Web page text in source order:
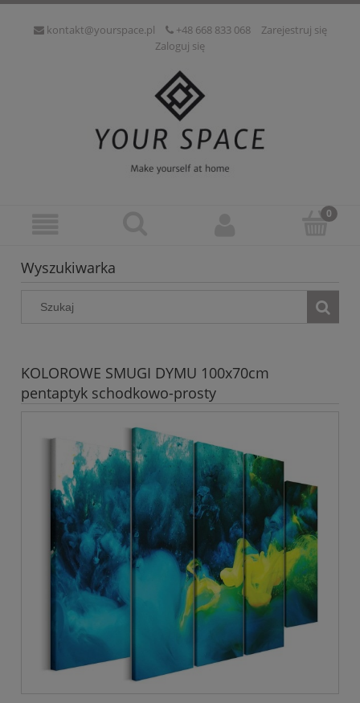
kontakt@yourspace.pl +48 668 833 068
Zarejestruj się
Zaloguj się
Wyszukiwarka
KOLOROWE SMUGI DYMU 100x70cm
pentaptyk schodkowo-prosty